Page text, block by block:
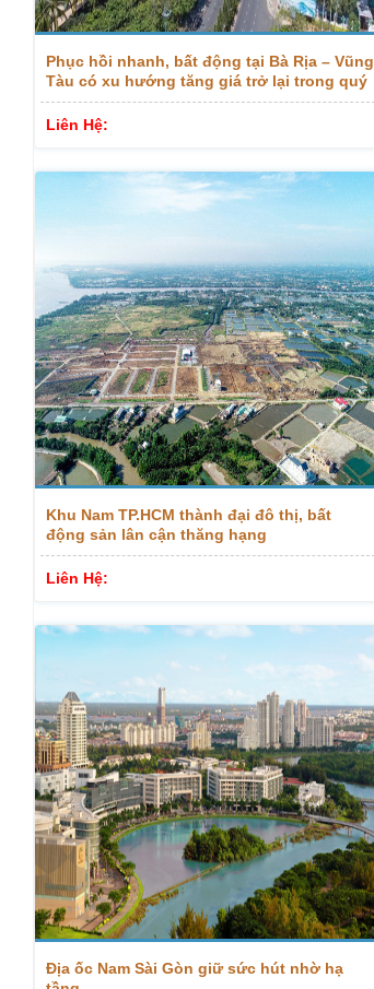
Phục hồi nhanh, bất động tại Bà Rịa – Vũng
Tàu có xu hướng tăng giá trở lại trong quý
II
Liên Hệ:
Khu Nam TP.HCM thành đại đô thị, bất
động sản lân cận thăng hạng
Liên Hệ:
Địa ốc Nam Sài Gòn giữ sức hút nhờ hạ